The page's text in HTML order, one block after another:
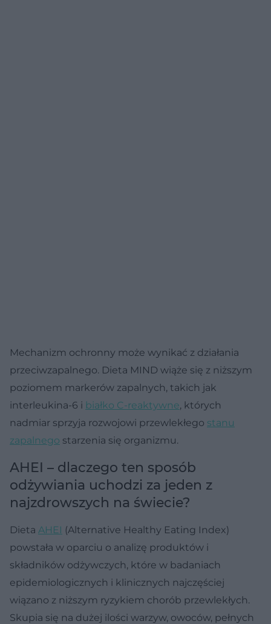
Mechanizm ochronny może wynikać z działania
przeciwzapalnego. Dieta MIND wiąże się z niższym
poziomem markerów zapalnych, takich jak
interleukina-6 i białko C-reaktywne, których
nadmiar sprzyja rozwojowi przewlekłego stanu
zapalnego starzenia się organizmu.
AHEI – dlaczego ten sposób
odżywiania uchodzi za jeden z
najzdrowszych na świecie?
Dieta AHEI (Alternative Healthy Eating Index)
powstała w oparciu o analizę produktów i
składników odżywczych, które w badaniach
epidemiologicznych i klinicznych najczęściej
wiązano z niższym ryzykiem chorób przewlekłych.
Skupia się na dużej ilości warzyw, owoców, pełnych